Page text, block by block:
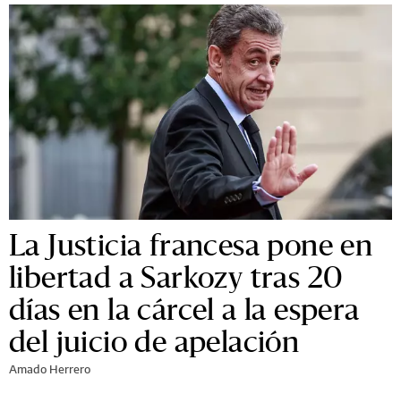
La Justicia francesa pone en
libertad a Sarkozy tras 20
días en la cárcel a la espera
del juicio de apelación
Amado Herrero